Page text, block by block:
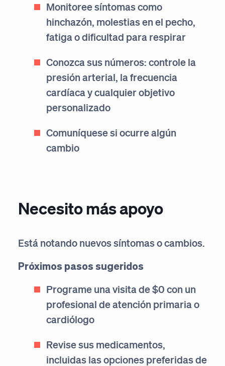
Monitoree síntomas como
hinchazón, molestias en el pecho,
fatiga o dificultad para respirar
Conozca sus números: controle la
presión arterial, la frecuencia
cardíaca y cualquier objetivo
personalizado
Comuníquese si ocurre algún
cambio
Necesito más apoyo
Está notando nuevos síntomas o cambios.
Próximos pasos sugeridos
Programe una visita de $0 con un
profesional de atención primaria o
cardiólogo
Revise sus medicamentos,
incluidas las opciones preferidas de